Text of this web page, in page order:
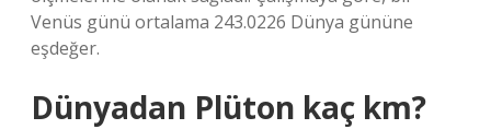
Venüs günü ortalama 243.0226 Dünya gününe
eşdeğer.
Dünyadan Plüton kaç km?